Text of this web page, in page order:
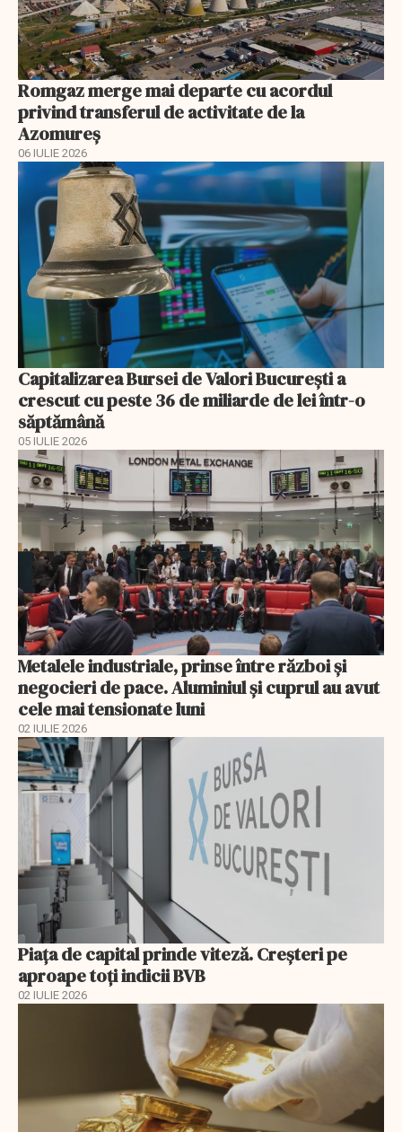
Romgaz merge mai departe cu acordul
privind transferul de activitate de la
Azomureș
06 IULIE 2026
Capitalizarea Bursei de Valori Bucureşti a
crescut cu peste 36 de miliarde de lei într-o
săptămână
05 IULIE 2026
Metalele industriale, prinse între război și
negocieri de pace. Aluminiul și cuprul au avut
cele mai tensionate luni
02 IULIE 2026
Piața de capital prinde viteză. Creșteri pe
aproape toți indicii BVB
02 IULIE 2026